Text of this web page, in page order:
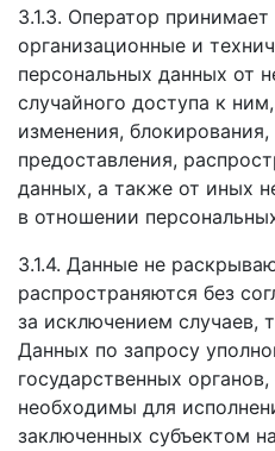
3.1.3. Оператор
организационные и
персональных данных от
случайного доступа к
изменения,
предоставления,
данных, а также от иных
в отношении
3.1.4. Данные не
распространяются без
за исключением случаев,
Данных по запросу
государственных
необходимы для
заключенных субъектом